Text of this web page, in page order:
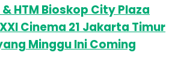
HTM Bioskop City Plaza
Cinema 21 Jakarta Timur
Minggu Ini Coming